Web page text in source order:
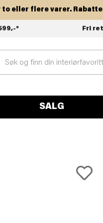
flere varer. Rabatten
* Fri
SALG